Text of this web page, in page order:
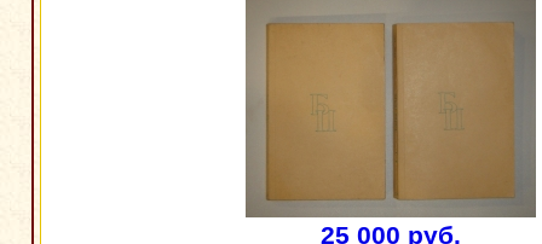
25 000 руб.